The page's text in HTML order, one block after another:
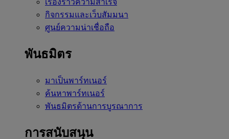
เรื่องราวความสำเร็จ
กิจกรรมและเว็บสัมมนา
ศูนย์ความน่าเชื่อถือ
พันธมิตร
มาเป็นพาร์ทเนอร์
ค้นหาพาร์ทเนอร์
พันธมิตรด้านการบูรณาการ
การสนับสนุน